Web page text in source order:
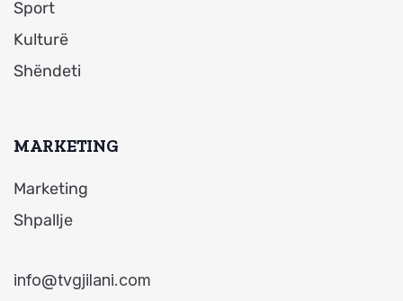
Sport
Kulturë
Shëndeti
MARKETING
Marketing
Shpallje
info@tvgjilani.com